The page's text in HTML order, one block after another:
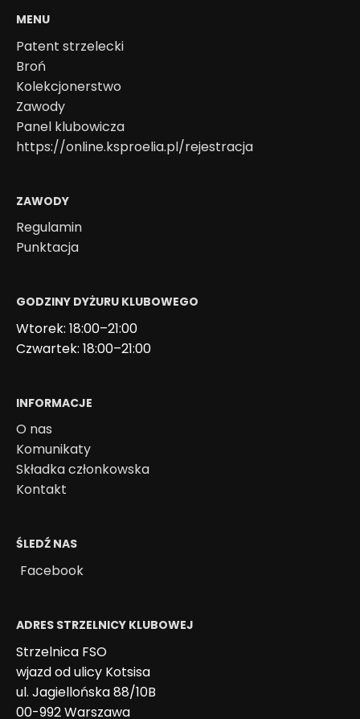
MENU
Patent strzelecki
Broń
Kolekcjonerstwo
Zawody
Panel klubowicza
https://online.ksproelia.pl/rejestracja
ZAWODY
Regulamin
Punktacja
GODZINY DYŻURU KLUBOWEGO
Wtorek: 18:00–21:00
Czwartek: 18:00–21:00
INFORMACJE
O nas
Komunikaty
Składka członkowska
Kontakt
ŚLEDŹ NAS
Facebook
ADRES STRZELNICY KLUBOWEJ
Strzelnica FSO
wjazd od ulicy Kotsisa
ul. Jagiellońska 88/10B
00-992 Warszawa